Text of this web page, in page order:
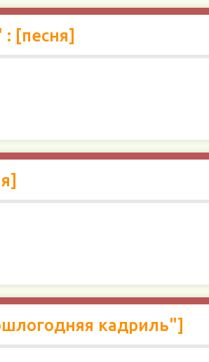
[песня]
кадриль"]